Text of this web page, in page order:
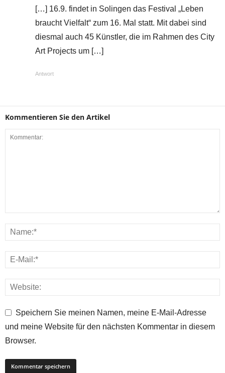
[…] 16.9. findet in Solingen das Festival „Leben
braucht Vielfalt“ zum 16. Mal statt. Mit dabei sind
diesmal auch 45 Künstler, die im Rahmen des City
Art Projects um […]
Antwort
Kommentieren Sie den Artikel
Speichern Sie meinen Namen, meine E-Mail-Adresse
und meine Website für den nächsten Kommentar in diesem
Browser.